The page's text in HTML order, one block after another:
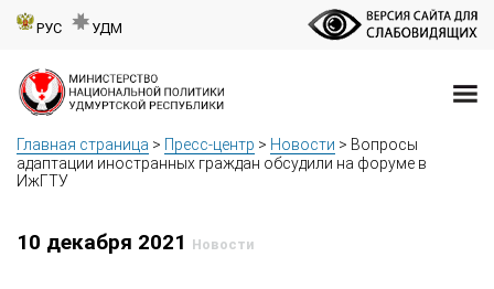
РУС УДМ
Главная страница > Пресс-центр > Новости > Вопросы
адаптации иностранных граждан обсудили на форуме в
ИжГТУ
10 декабря 2021 Новости